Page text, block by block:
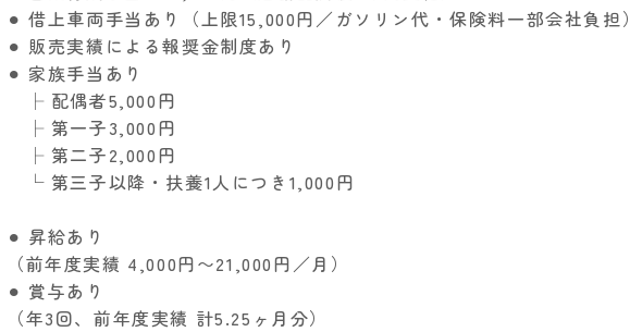
⚫︎ 借上車両手当あり（上限15,000円／ガソリン代・保険料一部会社負担）
⚫︎ 販売実績による報奨金制度あり
⚫︎ 家族手当あり
├ 配偶者5,000円
├ 第一子3,000円
├ 第二子2,000円
└ 第三子以降・扶養1人につき1,000円
⚫︎ 昇給あり
（前年度実績 4,000円〜21,000円／月）
⚫︎ 賞与あり
（年3回、前年度実績 計5.25ヶ月分）